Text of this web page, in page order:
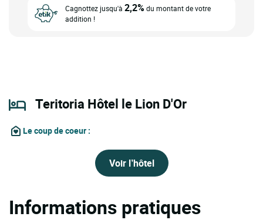
Cagnottez jusqu'à 2,2%du montant de votre
addition !
Teritoria Hôtel le Lion D'Or
Le coup de coeur :
Voir l’hôtel
Informations pratiques